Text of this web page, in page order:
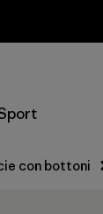
con bottoni